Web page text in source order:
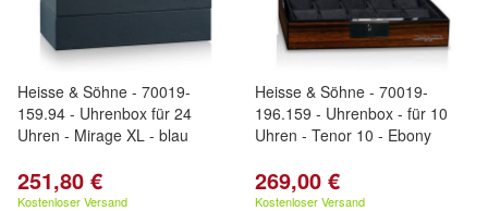
Heisse & Söhne - 70019-
159.94 - Uhrenbox für 24
Uhren - Mirage XL - blau
251,80 €
Kostenloser Versand
Heisse & Söhne - 70019-
196.159 - Uhrenbox - für 10
Uhren - Tenor 10 - Ebony
269,00 €
Kostenloser Versand